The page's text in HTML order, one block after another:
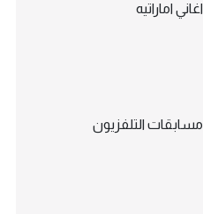
اغاني اماراتيه
مسابقات التلفزيون